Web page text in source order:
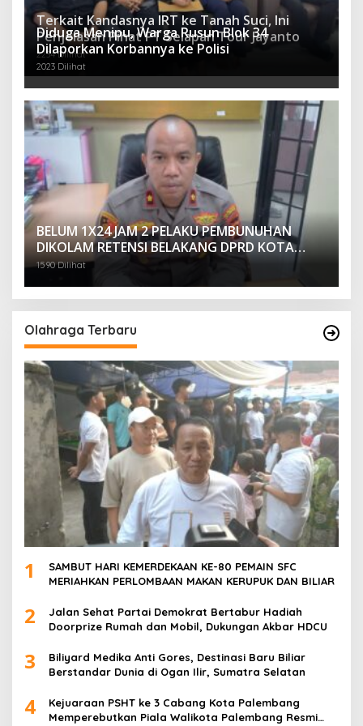
Terkait Kandasnya IRT ke Tanah Suci, Ini
Penjelasan Pihat PT Selapan Tour Jayanto
2234 Dilihat
Diduga Menipu, Warga Rusun Blok 34
Dilaporkan Korbannya ke Polisi
2023 Dilihat
BELUM 1X24 JAM 2 PELAKU PEMBUNUHAN
DIKOLAM RETENSI BELAKANG DPRD KOTA
PALEMBANG TELAH DIRINGKUS ANGGOTA
1590 Dilihat
Olahraga Terbaru
1
SAMBUT HARI KEMERDEKAAN KE-80 PEMAIN SFC
MERIAHKAN PERLOMBAAN MAKAN KERUPUK DAN BILIAR
2
Jalan Sehat Partai Demokrat Bertabur Hadiah
Doorprize Rumah dan Mobil, Dukungan Akbar HDCU
3
Biliyard Medika Anti Gores, Destinasi Baru Biliar
Berstandar Dunia di Ogan Ilir, Sumatra Selatan
4
Kejuaraan PSHT ke 3 Cabang Kota Palembang
Memperebutkan Piala Walikota Palembang Resmi